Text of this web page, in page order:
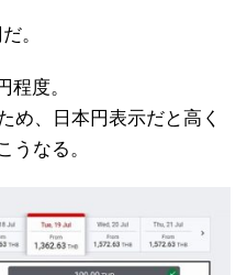
。
程度。
め、日本円表示だと高く
うなる。